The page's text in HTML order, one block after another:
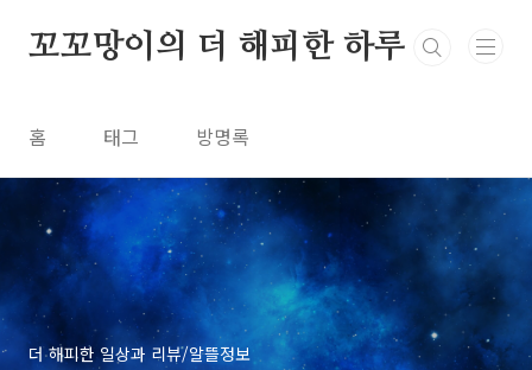
꼬꼬망이의 더 해피한 하루
홈 태그 방명록
더 해피한 일상과 리뷰/알뜰정보